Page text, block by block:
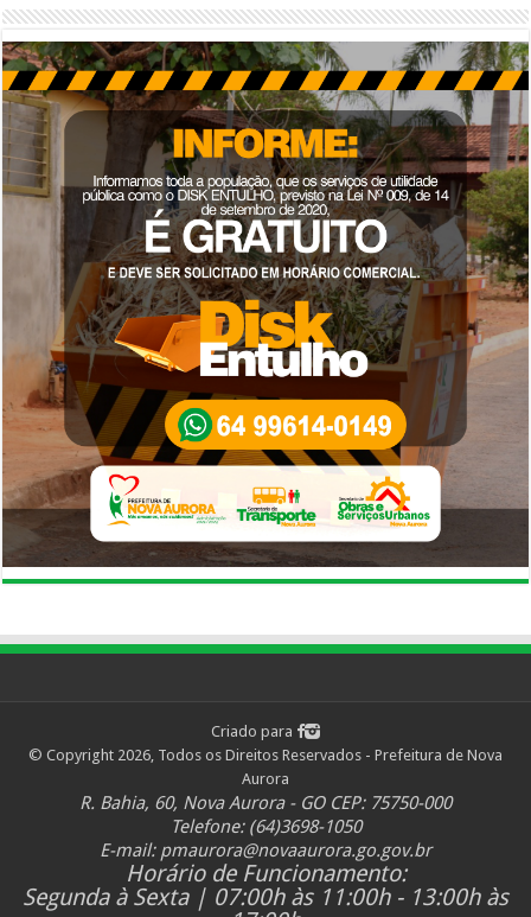
Criado para
© Copyright 2026, Todos os Direitos Reservados - Prefeitura de Nova
Aurora
R. Bahia, 60, Nova Aurora - GO CEP: 75750-000
Telefone: (64)3698-1050
E-mail: pmaurora@novaaurora.go.gov.br
Horário de Funcionamento:
Segunda à Sexta | 07:00h às 11:00h - 13:00h às